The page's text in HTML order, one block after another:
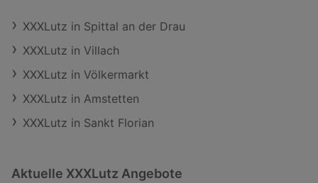
XXXLutz in Spittal an der Drau
XXXLutz in Villach
XXXLutz in Völkermarkt
XXXLutz in Amstetten
XXXLutz in Sankt Florian
Aktuelle XXXLutz Angebote